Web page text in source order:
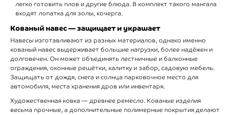
легко готовить плов и другие блюда. В комплект такого мангала
входят лопатка для золы, кочерга.
Кованый навес — защищает и украшает
Навесы изготавливают из разных материалов, однако именно
кованый навес выдерживает большие нагрузки, более надёжен и
долговечен. Он может объединять лестничные и балконные
ограждения, оконные решётки, калитку и забор, садовую мебель.
Защищать от дождя, снега и солнца парковочное место для
автомобиля, места хранения дров или инвентаря.
Художественная ковка — древнее ремесло. Кованые изделия
весьма прочные, а дополнительные полимерные покрытия делают